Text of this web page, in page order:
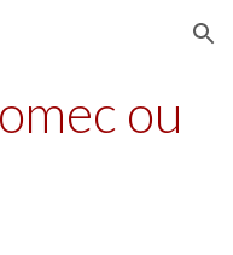
Skip to navigation
ou